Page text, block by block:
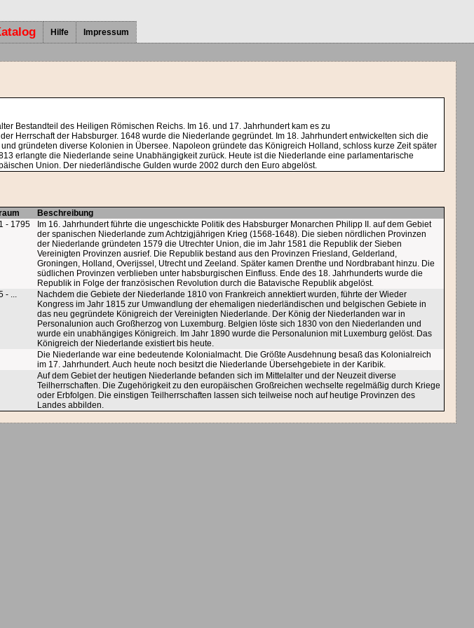
Hilfe Impressum
Bestandteil des Heiligen Römischen Reichs. Im 16. und 17. Jahrhundert kam es zu
Herrschaft der Habsburger. 1648 wurde die Niederlande gegründet. Im 18. Jahrhundert entwickelten sich die
gründeten diverse Kolonien in Übersee. Napoleon gründete das Königreich Holland, schloss kurze Zeit später
erlangte die Niederlande seine Unabhängigkeit zurück. Heute ist die Niederlande eine parlamentarische
Union. Der niederländische Gulden wurde 2002 durch den Euro abgelöst.
Beschreibung
- 1795
Im 16. Jahrhundert führte die ungeschickte Politik des Habsburger Monarchen Philipp II. auf dem Gebiet
der spanischen Niederlande zum Achtzigjährigen Krieg (1568-1648). Die sieben nördlichen Provinzen
der Niederlande gründeten 1579 die Utrechter Union, die im Jahr 1581 die Republik der Sieben
Vereinigten Provinzen ausrief. Die Republik bestand aus den Provinzen Friesland, Gelderland,
Groningen, Holland, Overijssel, Utrecht und Zeeland. Später kamen Drenthe und Nordbrabant hinzu. Die
südlichen Provinzen verblieben unter habsburgischen Einfluss. Ende des 18. Jahrhunderts wurde die
Republik in Folge der französischen Revolution durch die Batavische Republik abgelöst.
- ...
Nachdem die Gebiete der Niederlande 1810 von Frankreich annektiert wurden, führte der Wieder
Kongress im Jahr 1815 zur Umwandlung der ehemaligen niederländischen und belgischen Gebiete in
das neu gegründete Königreich der Vereinigten Niederlande. Der König der Niederlanden war in
Personalunion auch Großherzog von Luxemburg. Belgien löste sich 1830 von den Niederlanden und
wurde ein unabhängiges Königreich. Im Jahr 1890 wurde die Personalunion mit Luxemburg gelöst. Das
Königreich der Niederlande existiert bis heute.
Die Niederlande war eine bedeutende Kolonialmacht. Die Größte Ausdehnung besaß das Kolonialreich
im 17. Jahrhundert. Auch heute noch besitzt die Niederlande Übersehgebiete in der Karibik.
Auf dem Gebiet der heutigen Niederlande befanden sich im Mittelalter und der Neuzeit diverse
Teilherrschaften. Die Zugehörigkeit zu den europäischen Großreichen wechselte regelmäßig durch Kriege
oder Erbfolgen. Die einstigen Teilherrschaften lassen sich teilweise noch auf heutige Provinzen des
Landes abbilden.